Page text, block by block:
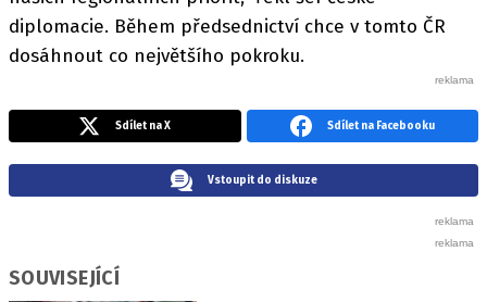
diplomacie. Během předsednictví chce v tomto ČR
dosáhnout co největšího pokroku.
Sdílet na X Sdílet na Facebooku
Vstoupit do diskuze
SOUVISEJÍCÍ